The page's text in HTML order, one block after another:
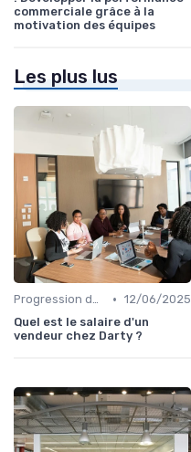
commerciale grâce à la
motivation des équipes
Les plus lus
Progression de carrière en vente • 12/06/2025
Quel est le salaire d'un
vendeur chez Darty ?